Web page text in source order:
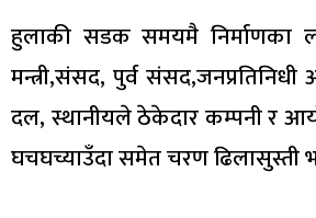
हुलाकी सडक समयमै निर्माणका
मन्त्री,संसद, पुर्व
दल, स्थानीयले ठेकेदार कम्पनी र
घचघच्याउँदा समेत चरण ढिलासुस्ती